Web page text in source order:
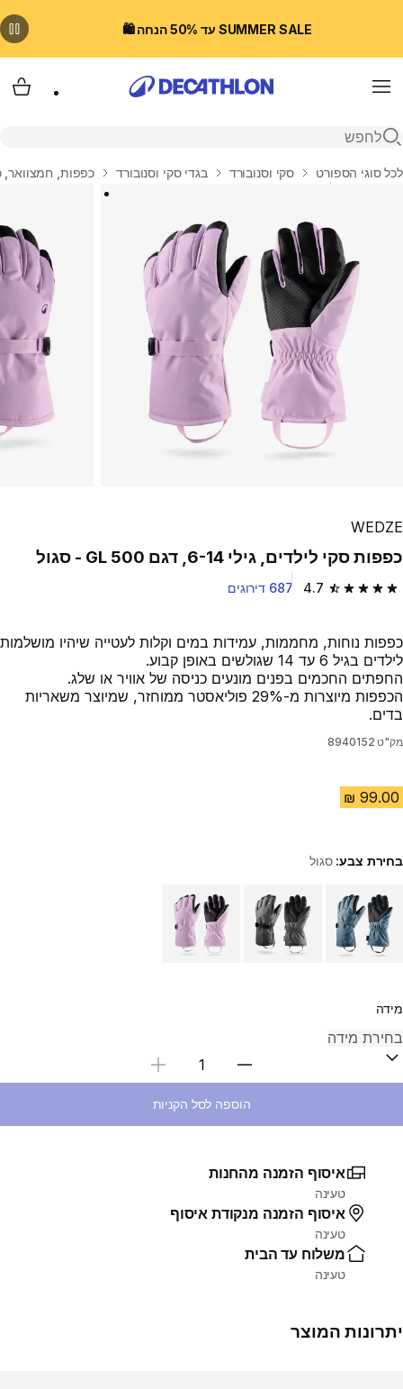
SUMMER SALE עד 50% הנחה 🛍️
Menu
פתיחת חיפוש
בית
לכל סוגי הספורט סקי וסנובורד בגדי סקי וסנובורד כפפות, חמצוואר,
WEDZE
כפפות סקי לילדים, גילי 6-14, דגם GL 500 - סגול
4.7 4.7 out of 5 stars from 687 reviews 687 דירוגים
כפפות נוחות, מחממות, עמידות במים וקלות לעטייה שיהיו מושלמות
לילדים בגיל 6 עד 14 שגולשים באופן קבוע.
החפתים החכמים בפנים מונעים כניסה של אוויר או שלג.
הכפפות מיוצרות מ-29% פוליאסטר ממוחזר, שמיוצר משאריות
בדים.
מק"ט 8940152
בחירת צבע:סגול
Choose a variant
מידה
בחירת כמות
הוספה לסל הקניות
איסוף הזמנה מהחנות
טעינה
איסוף הזמנה מנקודת איסוף
טעינה
משלוח עד הבית
טעינה
יתרונות המוצר